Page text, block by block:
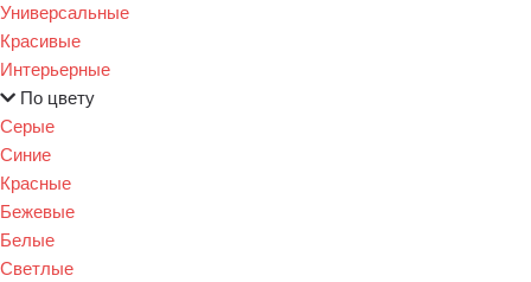
Универсальные
Красивые
Интерьерные
По цвету
Серые
Синие
Красные
Бежевые
Белые
Светлые